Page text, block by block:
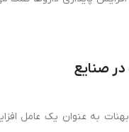
صنایع
به عنوان یک عامل